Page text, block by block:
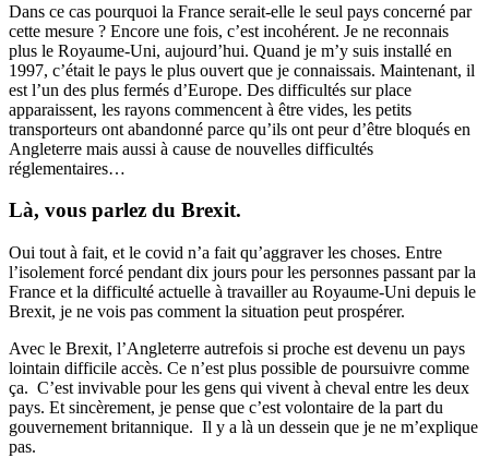
Dans ce cas pourquoi la France serait-elle le seul pays concerné par
cette mesure ? Encore une fois, c’est incohérent. Je ne reconnais
plus le Royaume-Uni, aujourd’hui. Quand je m’y suis installé en
1997, c’était le pays le plus ouvert que je connaissais. Maintenant, il
est l’un des plus fermés d’Europe. Des difficultés sur place
apparaissent, les rayons commencent à être vides, les petits
transporteurs ont abandonné parce qu’ils ont peur d’être bloqués en
Angleterre mais aussi à cause de nouvelles difficultés
réglementaires…
Là, vous parlez du Brexit.
Oui tout à fait, et le covid n’a fait qu’aggraver les choses. Entre
l’isolement forcé pendant dix jours pour les personnes passant par la
France et la difficulté actuelle à travailler au Royaume-Uni depuis le
Brexit, je ne vois pas comment la situation peut prospérer.
Avec le Brexit, l’Angleterre autrefois si proche est devenu un pays
lointain difficile accès. Ce n’est plus possible de poursuivre comme
ça. C’est invivable pour les gens qui vivent à cheval entre les deux
pays. Et sincèrement, je pense que c’est volontaire de la part du
gouvernement britannique. Il y a là un dessein que je ne m’explique
pas.